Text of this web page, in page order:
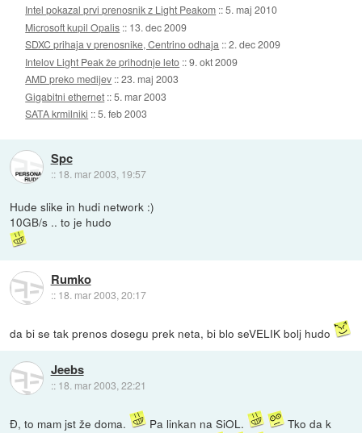
Intel pokazal prvi prenosnik z Light Peakom ::5. maj 2010
Microsoft kupil Opalis :: 13. dec 2009
SDXC prihaja v prenosnike, Centrino odhaja ::2. dec 2009
Intelov Light Peak že prihodnje leto ::9. okt 2009
AMD preko medijev ::23. maj 2003
Gigabitni ethernet ::5. mar 2003
SATA krmilniki ::5. feb 2003
Spc
:: 18. mar 2003, 19:57
Hude slike in hudi network :)
10GB/s .. to je hudo
Rumko
:: 18. mar 2003, 20:17
da bi se tak prenos dosegu prek neta, bi blo seVELIK bolj hudo
Jeebs
:: 18. mar 2003, 22:21
Đ, to mam jst že doma. Pa linkan na SiOL.
Tko da k